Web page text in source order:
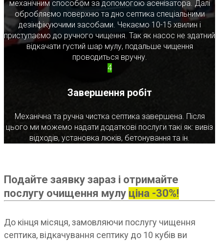
механічним способом за допомогою асенізатора. Далі
обробляємо поверхню та дно септика спеціальними
дезінфікуючими засобами. Чекаємо 10-15 хвилин і
приступаємо до ручного чищення. Так як насос не здатний
відкачати густий шар мулу, подальше чищення
проводиться вручну.
4
Завершення робіт
Механічна та ручна чистка септика завершена. Після
цього ми можемо надати додаткові послуги такі як: вивіз
відходів, установка люків, бетонування та ін.
Подайте заявку зараз і отримайте
послугу очищення мулу ціна -30%!
До кінця місяця, замовляючи послугу чищення
септика, відкачування септику до 10 кубів ви